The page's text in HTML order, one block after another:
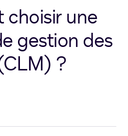
choisir une
gestion des
?